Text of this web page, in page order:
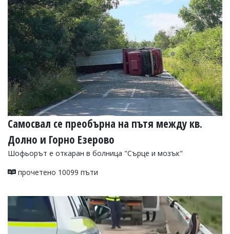
УКРАЙНА
СПОРТ
РАЗСЛЕДВАНЕ
БИЗНЕС
ЮГ
Управители:
Веселин
Василев,
email:
v.vasilev@flagman.bg
Катя
Касабова,
еmail:k.kassabova@flagman.bg
Главен
Иван
Колев,
office@flagman.bg
Самосвал се преобърна на пътя между кв.
Долно и Горно Езерово
Шофьорът е откаран в болница "Сърце и мозък"
прочетено 10099 пъти